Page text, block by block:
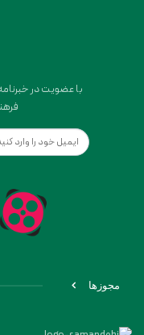
با عضویت در
مجوزها